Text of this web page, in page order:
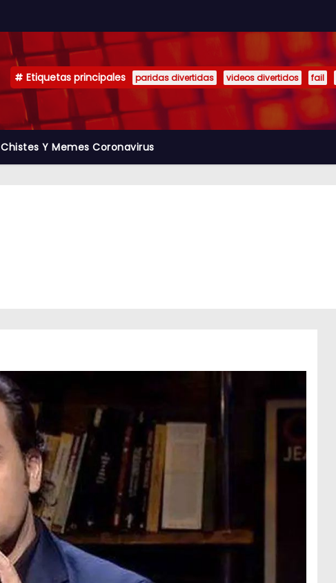
Etiquetas principales paridas divertidas videos divertidos fail
Chistes Y Memes Coronavirus